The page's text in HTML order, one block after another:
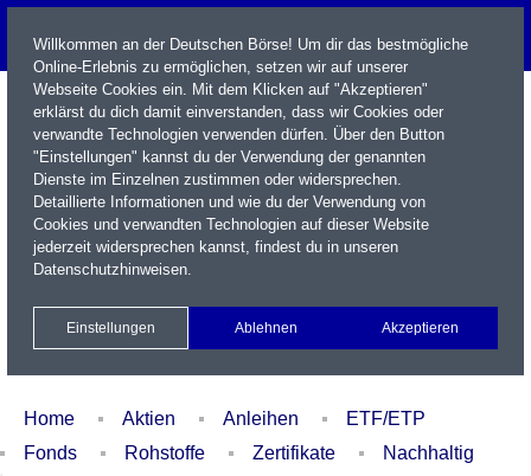
Name / WKN / ISIN / Kürzel
Xetra Realtime
Watchlist Portfolio Login
Home Aktien Anleihen
ETF/ETP
Fonds
Rohstoffe Zertifikate
Nachhaltig
Willkommen an der Deutschen Börse! Um dir das bestmögliche
Online-Erlebnis zu ermöglichen, setzen wir auf unserer
Webseite Cookies ein. Mit dem Klicken auf "Akzeptieren"
erklärst du dich damit einverstanden, dass wir Cookies oder
verwandte Technologien verwenden dürfen. Über den Button
"Einstellungen" kannst du der Verwendung der genannten
Dienste im Einzelnen zustimmen oder widersprechen.
Detaillierte Informationen und wie du der Verwendung von
Cookies und verwandten Technologien auf dieser Website
jederzeit widersprechen kannst, findest du in unseren
Datenschutzhinweisen.
Einstellungen Ablehnen Akzeptieren